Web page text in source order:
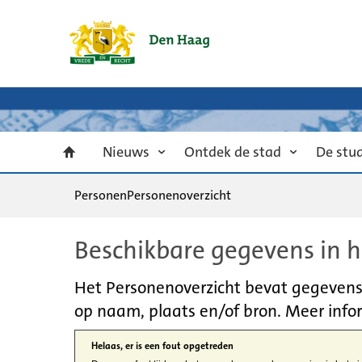
Nieuws Ontdek de stad De
PersonenPersonenoverzicht
Beschikbare gegevens in
Het Personenoverzicht bevat
op naam, plaats en/of bron. Meer
Helaas, er is een fout opgetreden